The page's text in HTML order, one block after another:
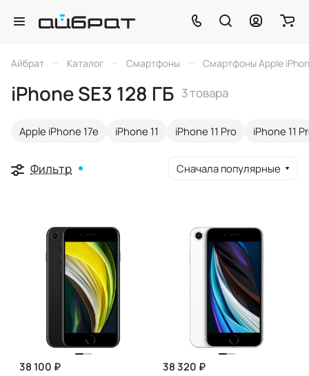
Айбрат – Каталог – Смартфоны – Смартфоны Apple
iPhone SE3 128 ГБ 3 товара
Apple iPhone 17e iPhone 11 iPhone 11 Pro iPhone 11
Фильтр Сначала популярные
38 100 ₽
38 320 ₽